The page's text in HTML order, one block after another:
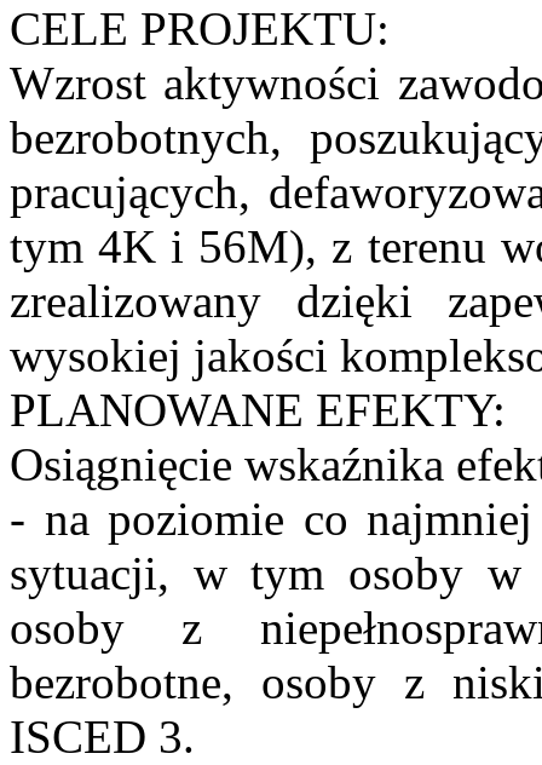
CELE PROJEKTU:
Wzrost aktywności
bezrobotnych,
pracujących,
tym 4K i 56M), z terenu
zrealizowany dzięki
wysokiej jakości
PLANOWANE EFEKTY:
Osiągnięcie wskaźnika
- na poziomie co
sytuacji, w tym osoby
osoby z
bezrobotne, osoby z
ISCED 3.